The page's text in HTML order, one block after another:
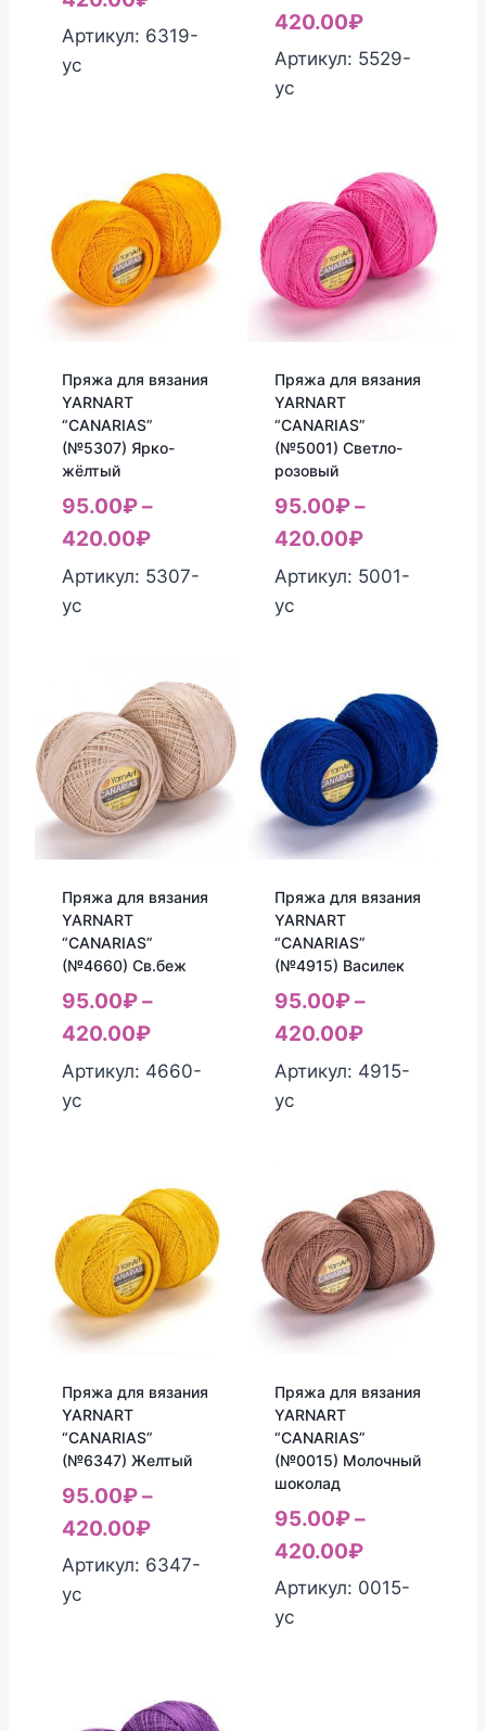
Артикул: 6319-
yc
420.00₽
Артикул: 5529-
yc
Пряжа для вязания
YARNART
“CANARIAS”
(№5307) Ярко-
жёлтый
95.00₽–
420.00₽
Артикул: 5307-
yc
Пряжа для вязания
YARNART
“CANARIAS”
(№5001) Светло-
розовый
95.00₽–
420.00₽
Артикул: 5001-
yc
Пряжа для вязания
YARNART
“CANARIAS”
(№4660) Св.беж
95.00₽–
420.00₽
Артикул: 4660-
yc
Пряжа для вязания
YARNART
“CANARIAS”
(№4915) Василек
95.00₽–
420.00₽
Артикул: 4915-
yc
Пряжа для вязания
YARNART
“CANARIAS”
(№6347) Желтый
95.00₽–
420.00₽
Артикул: 6347-
yc
Пряжа для вязания
YARNART
“CANARIAS”
(№0015) Молочный
шоколад
95.00₽–
420.00₽
Артикул: 0015-
yc